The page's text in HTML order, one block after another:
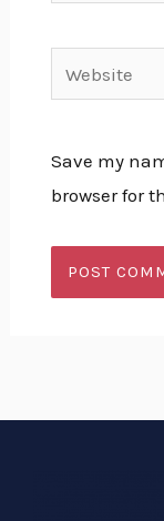
Save my
browser for